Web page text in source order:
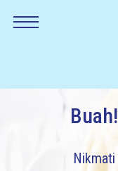
Buah!
Nikmati